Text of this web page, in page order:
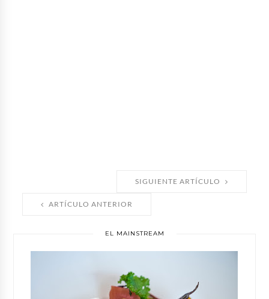
SIGUIENTE ARTÍCULO
ARTÍCULO ANTERIOR
EL MAINSTREAM